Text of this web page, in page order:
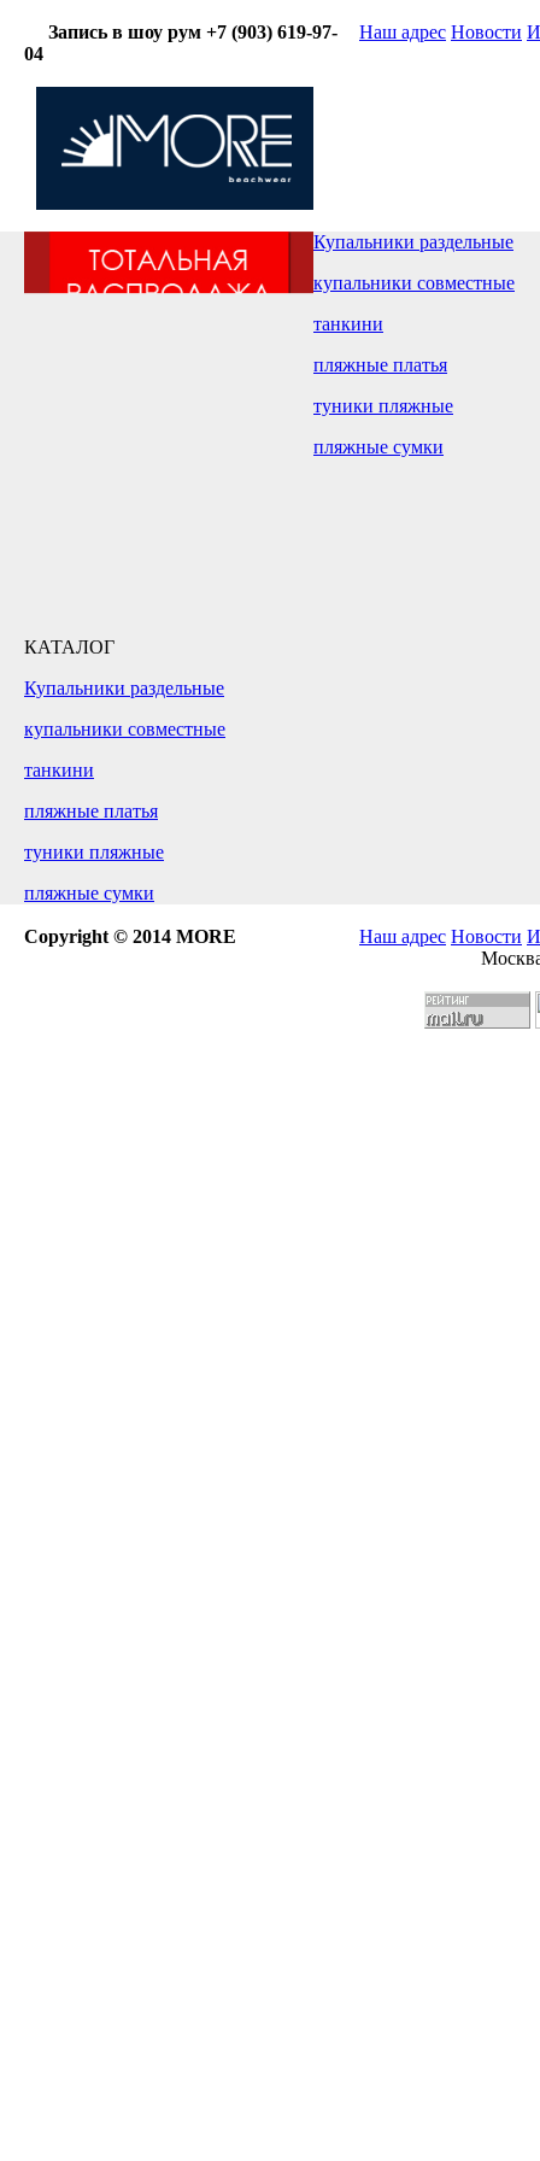
Запись в шоу рум +7 (903) 619-97-
04
Наш адрес Новости
КАТАЛОГ
Купальники раздельные
купальники совместные
танкини
пляжные платья
туники пляжные
пляжные сумки
Купальники раздельные
купальники совместные
танкини
пляжные платья
туники пляжные
пляжные сумки
Copyright © 2014 MORE Наш адрес Новости